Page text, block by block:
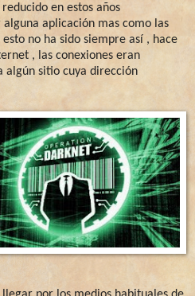
en estos años
aplicación mas como las
no ha sido siempre así , hace
, las conexiones eran
algún sitio cuya dirección